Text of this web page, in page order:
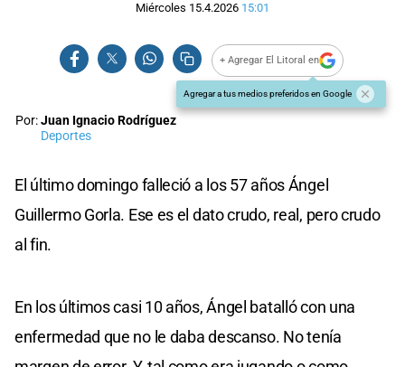
Miércoles 15.4.2026 15:01
+ Agregar El Litoral en
Agregar a tus medios preferidos en Google
Por:Juan Ignacio Rodríguez
Deportes
El último domingo falleció a los 57 años Ángel
Guillermo Gorla. Ese es el dato crudo, real, pero crudo
al fin.
En los últimos casi 10 años, Ángel batalló con una
enfermedad que no le daba descanso. No tenía